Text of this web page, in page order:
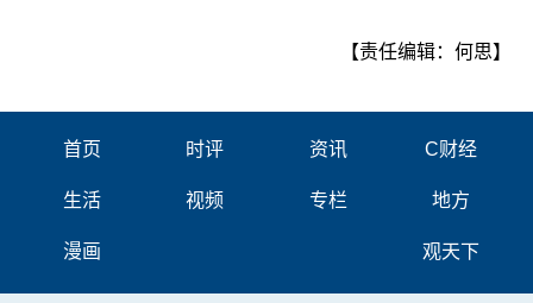
【责任编辑：何思】
首页 时评 资讯 C财经
生活 视频 专栏 地方
漫画 观天下